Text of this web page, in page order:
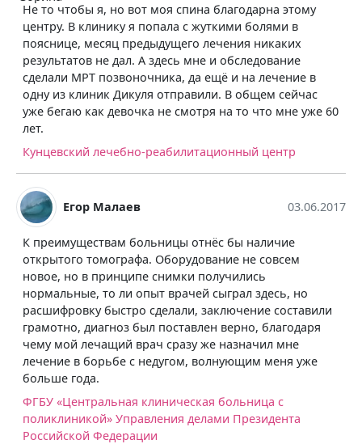
Не то чтобы я, но вот моя спина благодарна этому
центру. В клинику я попала с жуткими болями в
пояснице, месяц предыдущего лечения никаких
результатов не дал. А здесь мне и обследование
сделали МРТ позвоночника, да ещё и на лечение в
одну из клиник Дикуля отправили. В общем сейчас
уже бегаю как девочка не смотря на то что мне уже 60
лет.
Кунцевский лечебно-реабилитационный центр
Егор Малаев 03.06.2017
К преимуществам больницы отнёс бы наличие
открытого томографа. Оборудование не совсем
новое, но в принципе снимки получились
нормальные, то ли опыт врачей сыграл здесь, но
расшифровку быстро сделали, заключение составили
грамотно, диагноз был поставлен верно, благодаря
чему мой лечащий врач сразу же назначил мне
лечение в борьбе с недугом, волнующим меня уже
больше года.
ФГБУ «Центральная клиническая больница с
поликлиникой» Управления делами Президента
Российской Федерации